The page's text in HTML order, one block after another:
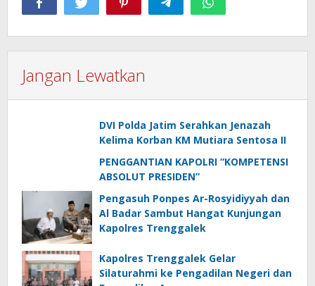
Jangan Lewatkan
DVI Polda Jatim Serahkan Jenazah
Kelima Korban KM Mutiara Sentosa II
PENGGANTIAN KAPOLRI “KOMPETENSI
ABSOLUT PRESIDEN”
Pengasuh Ponpes Ar-Rosyidiyyah dan
Al Badar Sambut Hangat Kunjungan
Kapolres Trenggalek
Kapolres Trenggalek Gelar
Silaturahmi ke Pengadilan Negeri dan